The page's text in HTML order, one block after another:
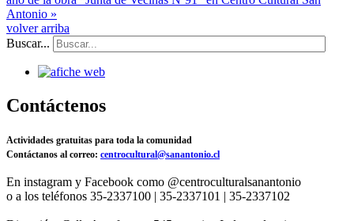
Antonio »
volver arriba
Buscar...
Contáctenos
Actividades gratuitas para toda la comunidad
Contáctanos al correo: centrocultural@sanantonio.cl
En instagram y Facebook como @centroculturalsanantonio
o a los teléfonos 35-2337100 | 35-2337101 | 35-2337102